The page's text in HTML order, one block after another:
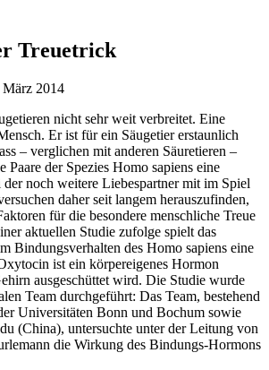
Treuetrick
März 2014
nicht sehr weit verbreitet. Eine
Er ist für ein Säugetier erstaunlich
– verglichen mit anderen Säuretieren –
Paare der Spezies Homo sapiens eine
noch weitere Liebespartner mit im Spiel
daher seit langem herauszufinden,
für die besondere menschliche Treue
aktuellen Studie zufolge spielt das
Bindungsverhalten des Homo sapiens eine
ist ein körpereigenes Hormon
ausgeschüttet wird. Die Studie wurde
Team durchgeführt: Das Team, bestehend
Universitäten Bonn und Bochum sowie
(China), untersuchte unter der Leitung von
die Wirkung des Bindungs-Hormons